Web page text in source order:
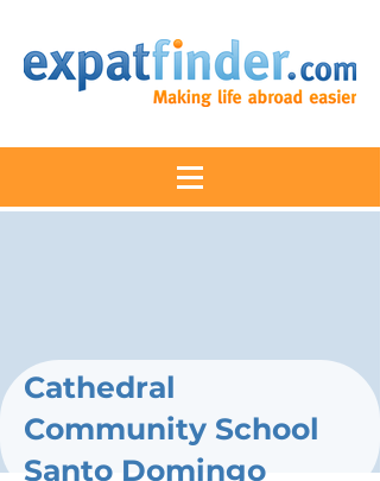
Cathedral
Community School
Santo Domingo